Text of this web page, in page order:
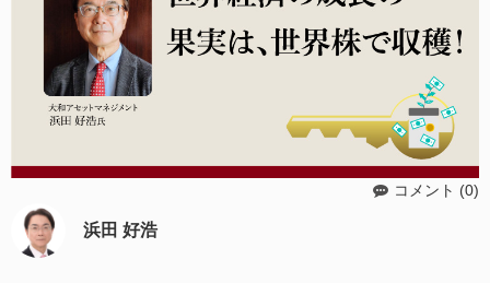
コメント (0)
浜田 好浩